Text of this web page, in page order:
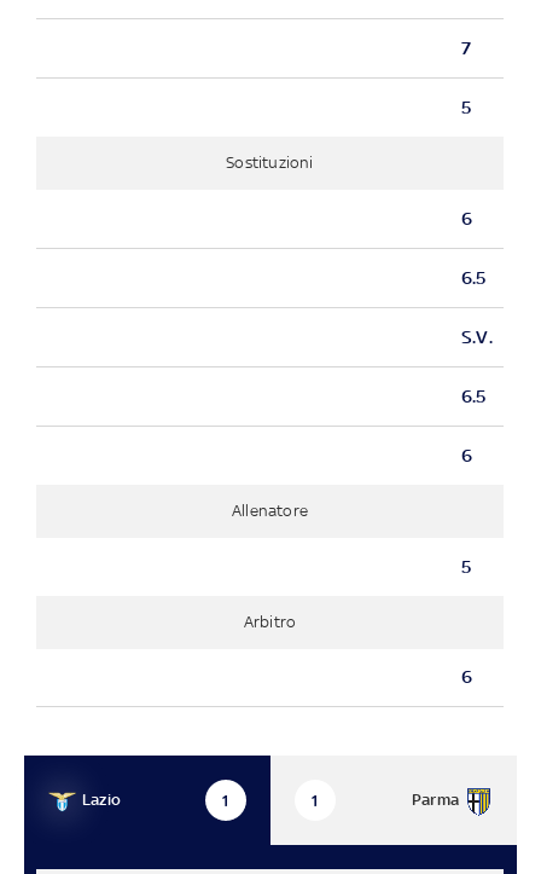
7
5
Sostituzioni
6
6.5
S.V.
6.5
6
Allenatore
5
Arbitro
6
Lazio 1 Parma
1